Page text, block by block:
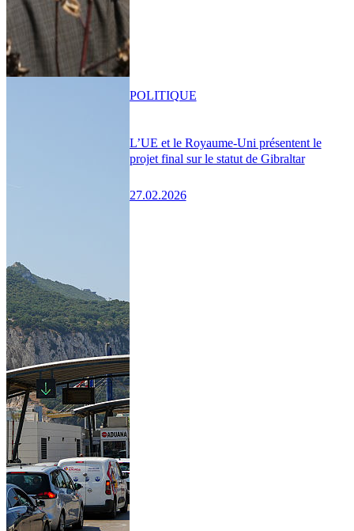
L’UE et le Royaume-Uni présentent le
projet final sur le statut de Gibraltar
27.02.2026
POLITIQUE